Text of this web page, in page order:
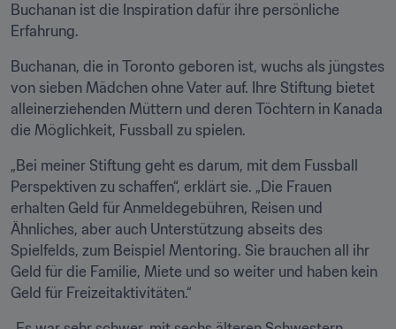
Buchanan ist die Inspiration dafür ihre persönliche
Erfahrung.
Buchanan, die in Toronto geboren ist, wuchs als jüngstes
von sieben Mädchen ohne Vater auf. Ihre Stiftung bietet
alleinerziehenden Müttern und deren Töchtern in Kanada
die Möglichkeit, Fussball zu spielen.
„Bei meiner Stiftung geht es darum, mit dem Fussball
Perspektiven zu schaffen“, erklärt sie. „Die Frauen
erhalten Geld für Anmeldegebühren, Reisen und
Ähnliches, aber auch Unterstützung abseits des
Spielfelds, zum Beispiel Mentoring. Sie brauchen all ihr
Geld für die Familie, Miete und so weiter und haben kein
Geld für Freizeitaktivitäten.“